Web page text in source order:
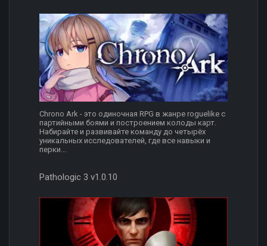
Chrono Ark - это одиночная RPG в жанре roguelike с
партийными боями и построением колоды карт.
Набирайте и развивайте команду до четырёх
уникальных исследователей, где все навыки и
перки...
Pathologic 3 v1.0.10